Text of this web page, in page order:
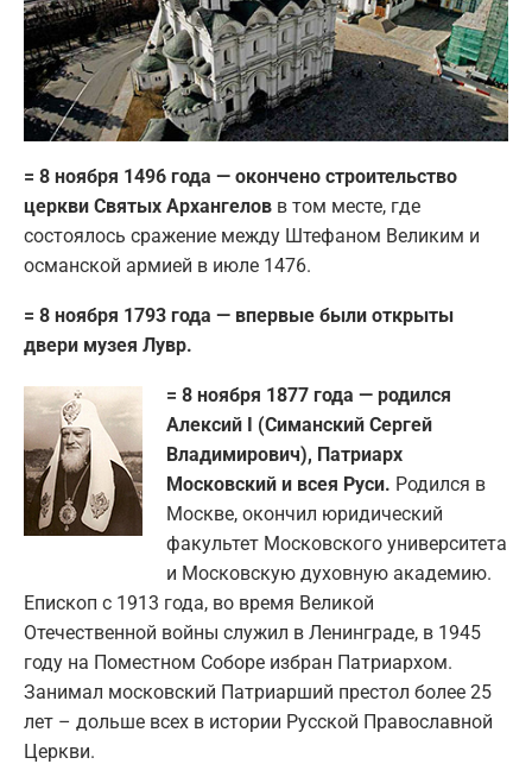
= 8 ноября 1496 года — окончено строительство
церкви Святых Архангелов в том месте, где
состоялось сражение между Штефаном Великим и
османской армией в июле 1476.
= 8 ноября 1793 года — впервые были открыты
двери музея Лувр.
= 8 ноября 1877 года — родился
Алексий I (Симанский Сергей
Владимирович), Патриарх
Московский и всея Руси. Родился в
Москве, окончил юридический
факультет Московского университета
и Московскую духовную академию.
Епископ с 1913 года, во время Великой
Отечественной войны служил в Ленинграде, в 1945
году на Поместном Соборе избран Патриархом.
Занимал московский Патриарший престол более 25
лет – дольше всех в истории Русской Православной
Церкви.